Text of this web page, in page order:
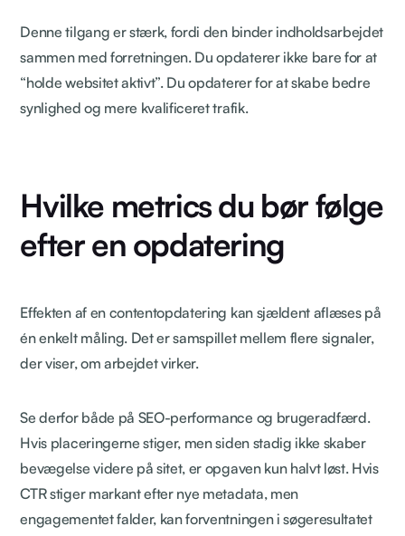
Denne tilgang er stærk, fordi den binder indholdsarbejdet
sammen med forretningen. Du opdaterer ikke bare for at
“holde websitet aktivt”. Du opdaterer for at skabe bedre
synlighed og mere kvalificeret trafik.
Hvilke metrics du bør følge
efter en opdatering
Effekten af en contentopdatering kan sjældent aflæses på
én enkelt måling. Det er samspillet mellem flere signaler,
der viser, om arbejdet virker.
Se derfor både på SEO-performance og brugeradfærd.
Hvis placeringerne stiger, men siden stadig ikke skaber
bevægelse videre på sitet, er opgaven kun halvt løst. Hvis
CTR stiger markant efter nye metadata, men
engagementet falder, kan forventningen i søgeresultatet